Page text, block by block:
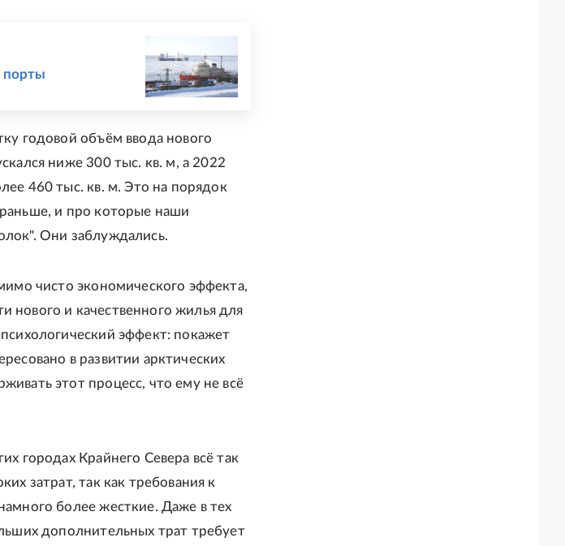
порты
годовой объём ввода нового
ниже 300 тыс. кв. м, а 2022
460 тыс. кв. м. Это на порядок
и про которые наши
Они заблуждались.
чисто экономического эффекта,
нового и качественного жилья для
эффект: покажет
в развитии арктических
этот процесс, что ему не всё
городах Крайнего Севера всё так
затрат, так как требования к
более жесткие. Даже в тех
дополнительных трат требует